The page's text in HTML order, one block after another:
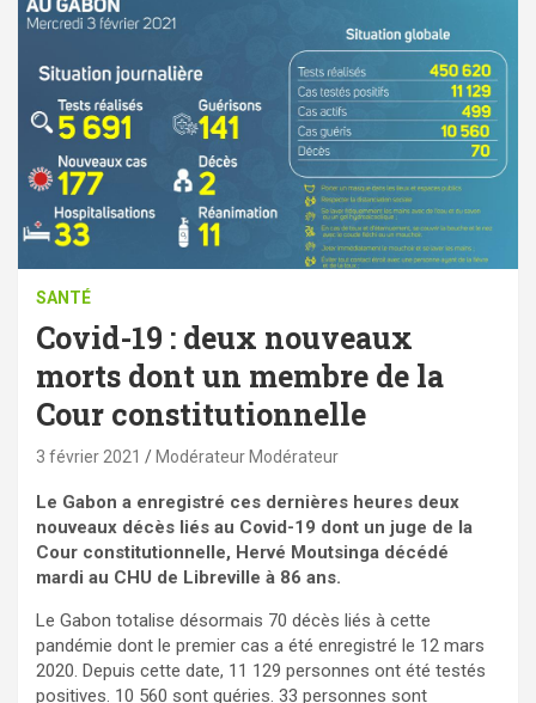
SANTÉ
Covid-19 : deux nouveaux
morts dont un membre de la
Cour constitutionnelle
3 février 2021 Modérateur Modérateur
Le Gabon a enregistré ces dernières heures deux
nouveaux décès liés au Covid-19 dont un juge de la
Cour constitutionnelle, Hervé Moutsinga décédé
mardi au CHU de Libreville à 86 ans.
Le Gabon totalise désormais 70 décès liés à cette
pandémie dont le premier cas a été enregistré le 12 mars
2020. Depuis cette date, 11 129 personnes ont été testés
positives. 10 560 sont guéries. 33 personnes sont